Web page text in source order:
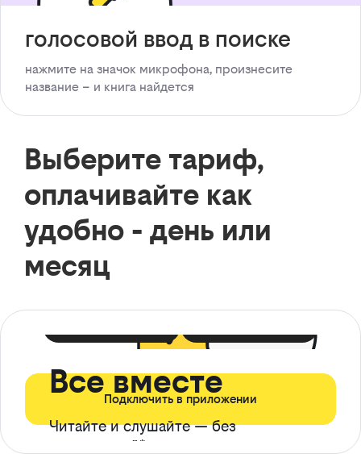
голосовой ввод в поиске
нажмите на значок микрофона, произнесите
название – и книга найдется
Выберите тариф,
оплачивайте как
удобно - день или
месяц
Все вместе
Читайте и слушайте — без
ограничений*
Подключить в приложении